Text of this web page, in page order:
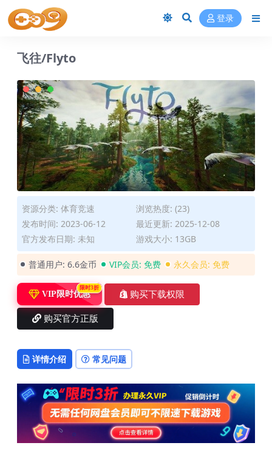
登录
飞往/Flyto
资源分类: 体育竞速
浏览热度: (23)
发布时间: 2023-06-12
最近更新: 2025-12-08
官方发布日期: 未知
游戏大小: 13GB
普通用户: 6.6金币 VIP会员: 免费 永久会员: 免费
VIP限时优惠
限时3折
购买下载权限
购买官方正版
详情介绍 常见问题